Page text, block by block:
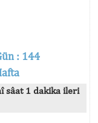
: 144
sâat 1 dakika ileri